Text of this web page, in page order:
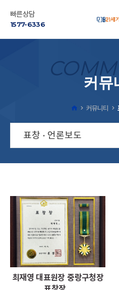
빠른상담
1577-6336
커뮤
커뮤니티
표창 · 언론보도
최재영 대표원장 중랑구청장